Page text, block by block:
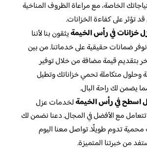
الخاصة، مع مراعاة الظروف المناخية
تؤثر على كفاءة الخزانات.
خزانات في رأس الخيمةيثقون بنا لأننا
ضمانات حقيقية على خدماتنا. من بين
بتقديم قيمة مضافة من خلال توفير
متكاملة تحمي خزاناتك وتطيل
يضمن لك راحة البال.
اسطح في رأس الخيمةلخدمات عزل
مع الأفضل في المجال. دعنا نضمن لك
محمية تدوم طويلًا. تواصل معنا اليوم